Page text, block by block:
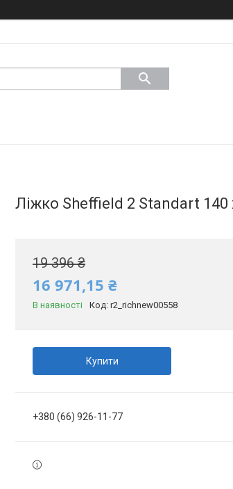
Ліжко Sheffield 2 Standart 140
19 396 ₴
16 971,15 ₴
В наявності Код: r2_richnew00558
Купити
+380 (66) 926-11-77